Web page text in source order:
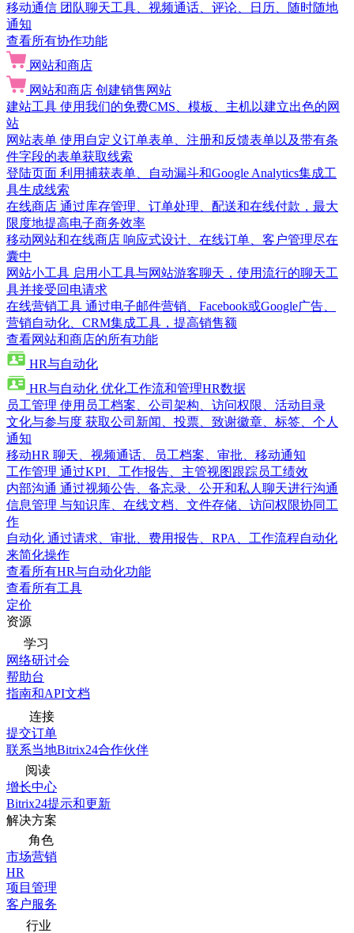
移动通信 团队聊天工具、视频通话、评论、日历、随时随地
通知
查看所有协作功能
网站和商店
网站和商店 创建销售网站
建站工具 使用我们的免费CMS、模板、主机以建立出色的网
站
网站表单 使用自定义订单表单、注册和反馈表单以及带有条
件字段的表单获取线索
登陆页面 利用捕获表单、自动漏斗和Google Analytics集成工
具生成线索
在线商店 通过库存管理、订单处理、配送和在线付款，最大
限度地提高电子商务效率
移动网站和在线商店 响应式设计、在线订单、客户管理尽在
囊中
网站小工具 启用小工具与网站游客聊天，使用流行的聊天工
具并接受回电请求
在线营销工具 通过电子邮件营销、Facebook或Google广告、
营销自动化、CRM集成工具，提高销售额
查看网站和商店的所有功能
HR与自动化
HR与自动化 优化工作流和管理HR数据
员工管理 使用员工档案、公司架构、访问权限、活动目录
文化与参与度 获取公司新闻、投票、致谢徽章、标签、个人
通知
移动HR 聊天、视频通话、员工档案、审批、移动通知
工作管理 通过KPI、工作报告、主管视图跟踪员工绩效
内部沟通 通过视频公告、备忘录、公开和私人聊天进行沟通
信息管理 与知识库、在线文档、文件存储、访问权限协同工
作
自动化 通过请求、审批、费用报告、RPA、工作流程自动化
来简化操作
查看所有HR与自动化功能
查看所有工具
定价
资源
学习
网络研讨会
帮助台
指南和API文档
连接
提交订单
联系当地Bitrix24合作伙伴
阅读
增长中心
Bitrix24提示和更新
解决方案
角色
市场营销
HR
项目管理
客户服务
行业